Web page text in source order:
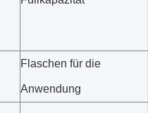
Flaschen für die
Anwendung